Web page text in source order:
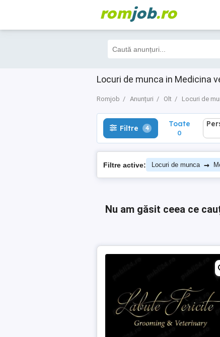
romjob.ro
Locuri de munca in Medicina
Romjob Anunțuri Olt Locuri de
Filtre 4 Toate
0
Filtre 4 Toate
0
Filtre active: Locuri de munca →
Nu am găsit ceea ce